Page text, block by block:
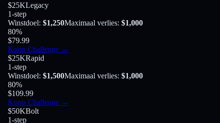
$25KLegacy
1-step
Winstdoel: $1,250Maximaal verlies: $1,000
80%
$79.99
Koop Challenge →
$25KRapid
1-step
Winstdoel: $1,500Maximaal verlies: $1,000
80%
$109.99
Koop Challenge →
$50KBolt
1-step